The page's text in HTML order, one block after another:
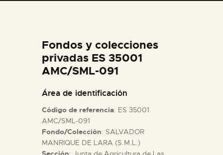
ESPAÑOL
PREPARAR LA VISITA
█
Fondos y colecciones
privadas ES 35001
AMC/SML-091
Área de identificación
Código de referencia: ES 35001
AMC/SML-091
Fondo/Colección: SALVADOR
MANRIQUE DE LARA (S.M.L.)